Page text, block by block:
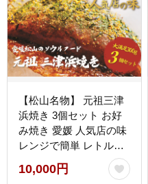
【松山名物】 元祖三津
浜焼き 3個セット お好
み焼き 愛媛 人気店の味
レンジで簡単 レトルト
レンジ料理 お惣菜 お好
み焼き 大人気 おいしい
10,000円